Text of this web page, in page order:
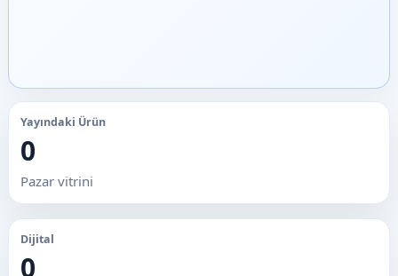
Yayındaki Ürün
0
Pazar vitrini
Dijital
0